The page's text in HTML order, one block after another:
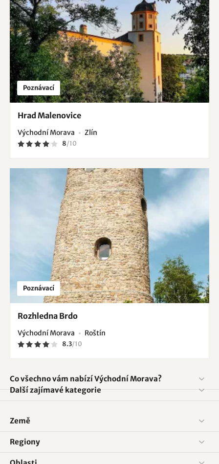
Poznávací
Hrad Malenovice
Východní Morava Zlín
8/10
Poznávací
Rozhledna Brdo
Východní Morava Roštín
8.3/10
Co všechno vám nabízí Východní Morava?
Další zajímavé kategorie
Země
Regiony